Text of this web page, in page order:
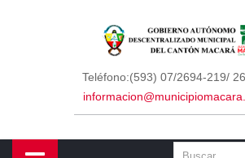
Teléfono:(593) 07/2694-219/
Sidebar Menu
Concejo